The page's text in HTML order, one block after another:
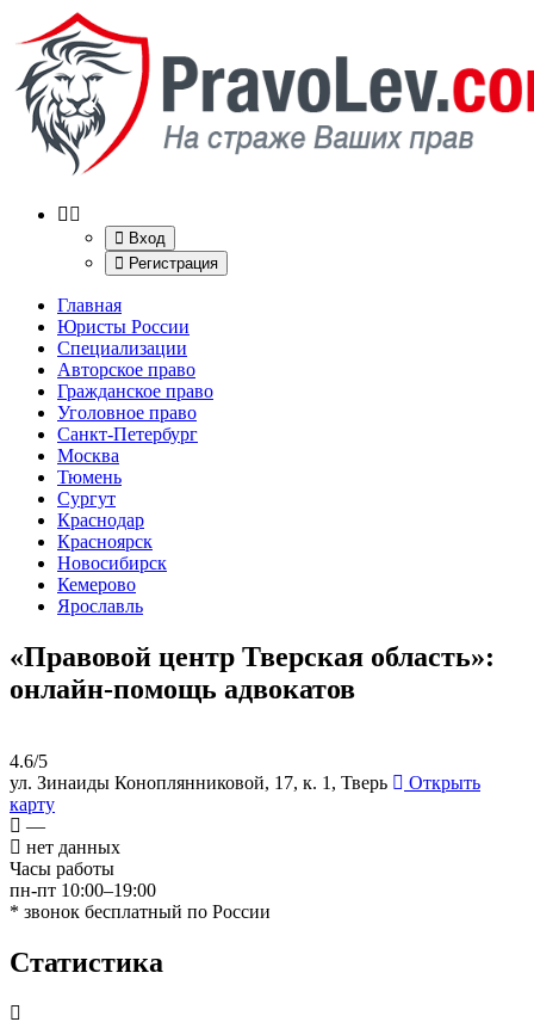
Вход
Регистрация
Главная
Юристы России
Специализации
Авторское право
Гражданское право
Уголовное право
Санкт-Петербург
Москва
Тюмень
Сургут
Краснодар
Красноярск
Новосибирск
Кемерово
Ярославль
«Правовой центр Тверская область»:
онлайн-помощь адвокатов
4.6/5
ул. Зинаиды Коноплянниковой, 17, к. 1, Тверь
Открыть
карту
—
нет данных
Часы работы
пн-пт 10:00–19:00
* звонок бесплатный по России
Статистика